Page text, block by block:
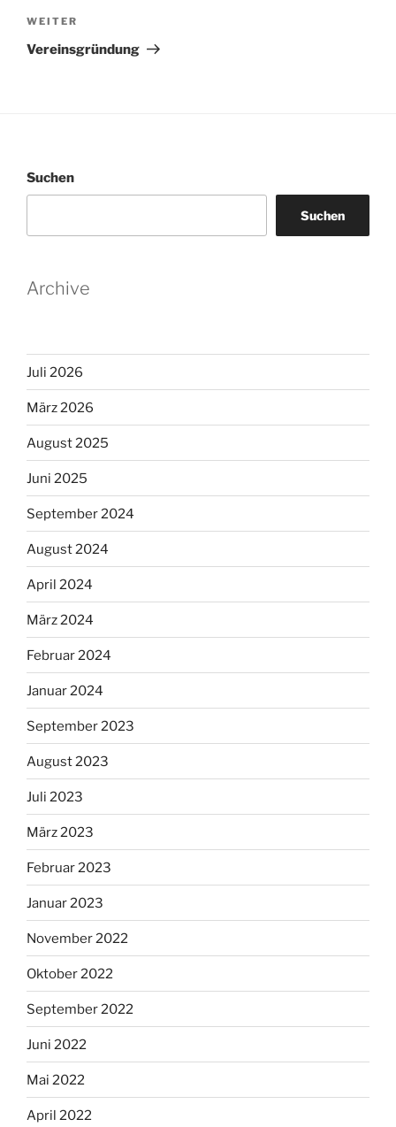
Nächster
Beitrag
WEITER
Vereinsgründung
Suchen
Suchen
Archive
Juli 2026
März 2026
August 2025
Juni 2025
September 2024
August 2024
April 2024
März 2024
Februar 2024
Januar 2024
September 2023
August 2023
Juli 2023
März 2023
Februar 2023
Januar 2023
November 2022
Oktober 2022
September 2022
Juni 2022
Mai 2022
April 2022